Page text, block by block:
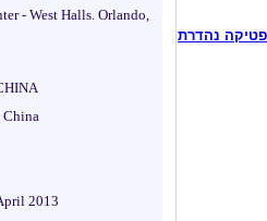
- West Halls. Orlando,
2013.
נהדרת